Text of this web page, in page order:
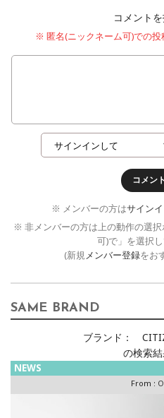
コメント
※ 匿名(ニックネーム可)での投
コメン
※ メンバーの方はサイン
※ 非メンバーの方は上の動作の選
可)で」を選択し
(新規メンバー登録をお
SAME BRAND
ブランド：
の検索
NEWS
From :